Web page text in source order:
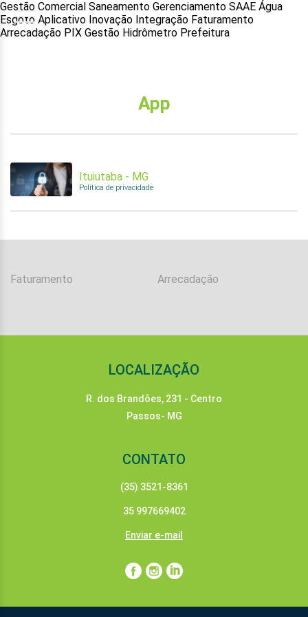
Gestão Comercial Saneamento Gerenciamento SAAE Água
Esgoto Aplicativo Inovação Integração Faturamento
Arrecadação PIX Gestão Hidrômetro Prefeitura
App
Ituiutaba - MG
Política de privacidade
Faturamento Arrecadação
LOCALIZAÇÃO
R. dos Brandões, 231 - Centro
Passos- MG
CONTATO
(35) 3521-8361
35 997669402
Enviar e-mail